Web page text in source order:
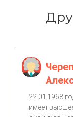
22.01.1968
имеет